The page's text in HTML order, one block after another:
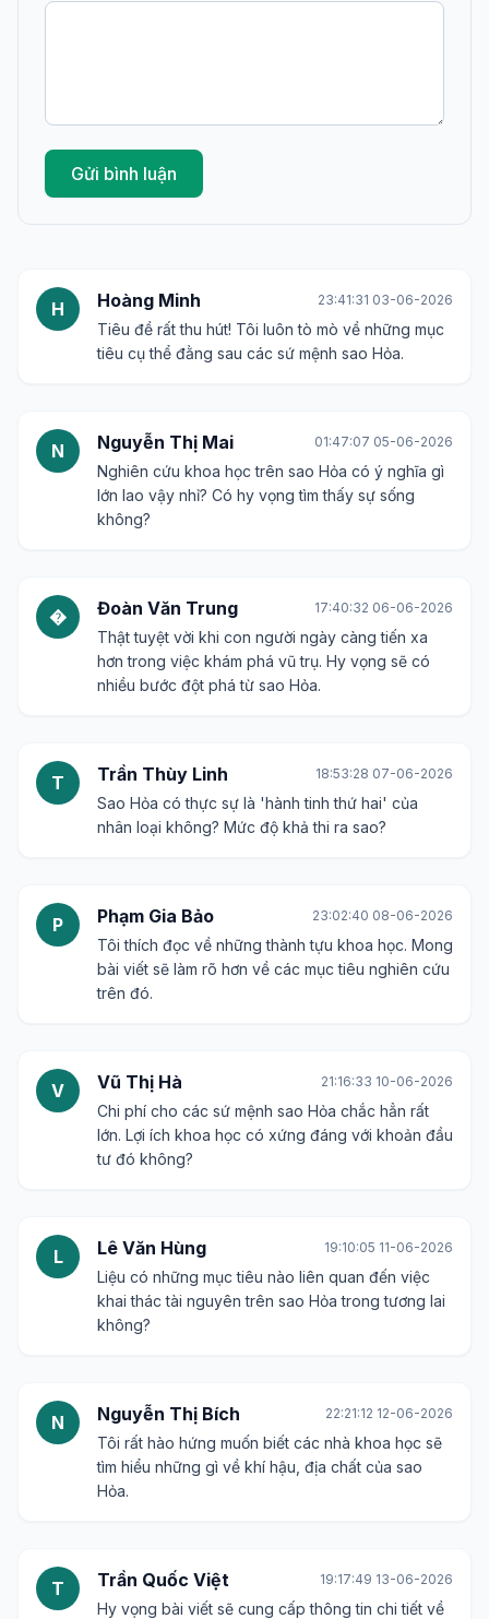
Gửi bình luận
H Hoàng Minh 23:41:31 03-06-2026
Tiêu đề rất thu hút! Tôi luôn tò mò về những mục
tiêu cụ thể đằng sau các sứ mệnh sao Hỏa.
N Nguyễn Thị Mai 01:47:07 05-06-2026
Nghiên cứu khoa học trên sao Hỏa có ý nghĩa gì
lớn lao vậy nhỉ? Có hy vọng tìm thấy sự sống
không?
� Đoàn Văn Trung 17:40:32 06-06-2026
Thật tuyệt vời khi con người ngày càng tiến xa
hơn trong việc khám phá vũ trụ. Hy vọng sẽ có
nhiều bước đột phá từ sao Hỏa.
T Trần Thùy Linh 18:53:28 07-06-2026
Sao Hỏa có thực sự là 'hành tinh thứ hai' của
nhân loại không? Mức độ khả thi ra sao?
P Phạm Gia Bảo 23:02:40 08-06-2026
Tôi thích đọc về những thành tựu khoa học. Mong
bài viết sẽ làm rõ hơn về các mục tiêu nghiên cứu
trên đó.
V Vũ Thị Hà 21:16:33 10-06-2026
Chi phí cho các sứ mệnh sao Hỏa chắc hẳn rất
lớn. Lợi ích khoa học có xứng đáng với khoản đầu
tư đó không?
L Lê Văn Hùng 19:10:05 11-06-2026
Liệu có những mục tiêu nào liên quan đến việc
khai thác tài nguyên trên sao Hỏa trong tương lai
không?
N Nguyễn Thị Bích 22:21:12 12-06-2026
Tôi rất hào hứng muốn biết các nhà khoa học sẽ
tìm hiểu những gì về khí hậu, địa chất của sao
Hỏa.
T Trần Quốc Việt 19:17:49 13-06-2026
Hy vọng bài viết sẽ cung cấp thông tin chi tiết về